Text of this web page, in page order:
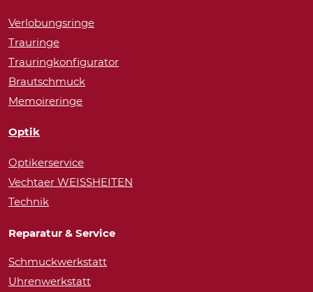
Verlobungsringe
Trauringe
Trauringkonfigurator
Brautschmuck
Memoireringe
Optik
Optikerservice
Vechtaer WEISSHEITEN
Technik
Reparatur & Service
Schmuckwerkstatt
Uhrenwerkstatt